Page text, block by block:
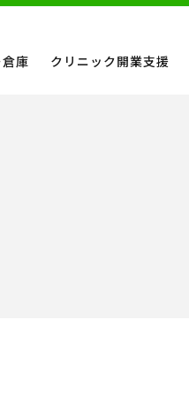
倉庫 クリニック開業支援